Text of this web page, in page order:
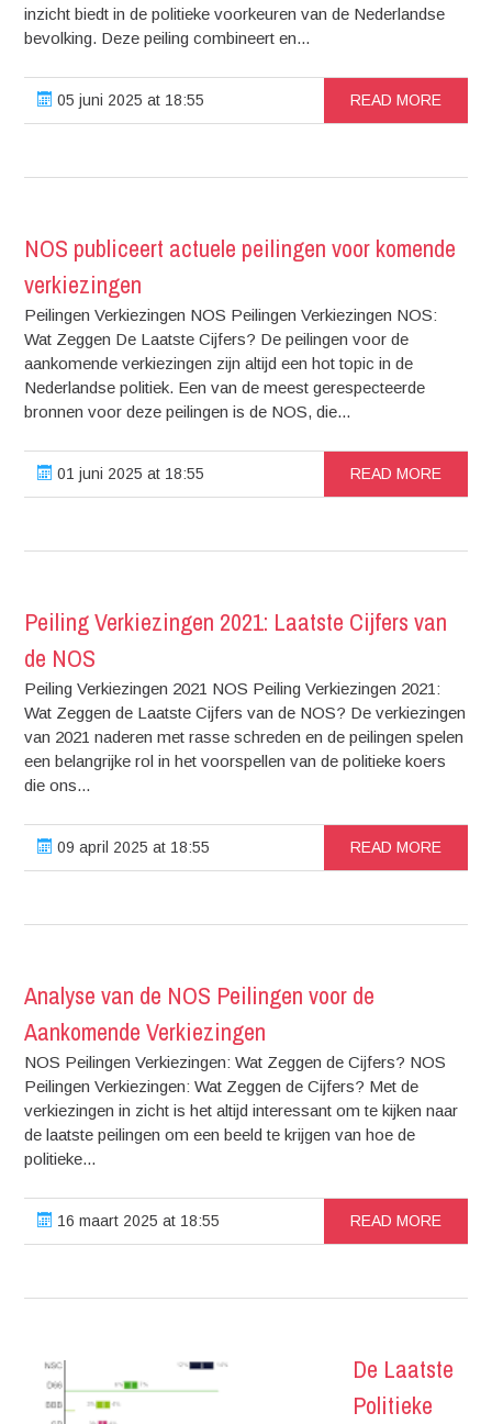
inzicht biedt in de politieke voorkeuren van de Nederlandse
bevolking. Deze peiling combineert en...
05 juni 2025 at 18:55 READ MORE
NOS publiceert actuele peilingen voor komende
verkiezingen
Peilingen Verkiezingen NOS Peilingen Verkiezingen NOS:
Wat Zeggen De Laatste Cijfers? De peilingen voor de
aankomende verkiezingen zijn altijd een hot topic in de
Nederlandse politiek. Een van de meest gerespecteerde
bronnen voor deze peilingen is de NOS, die...
01 juni 2025 at 18:55 READ MORE
Peiling Verkiezingen 2021: Laatste Cijfers van
de NOS
Peiling Verkiezingen 2021 NOS Peiling Verkiezingen 2021:
Wat Zeggen de Laatste Cijfers van de NOS? De verkiezingen
van 2021 naderen met rasse schreden en de peilingen spelen
een belangrijke rol in het voorspellen van de politieke koers
die ons...
09 april 2025 at 18:55 READ MORE
Analyse van de NOS Peilingen voor de
Aankomende Verkiezingen
NOS Peilingen Verkiezingen: Wat Zeggen de Cijfers? NOS
Peilingen Verkiezingen: Wat Zeggen de Cijfers? Met de
verkiezingen in zicht is het altijd interessant om te kijken naar
de laatste peilingen om een beeld te krijgen van hoe de
politieke...
16 maart 2025 at 18:55 READ MORE
De Laatste
Politieke